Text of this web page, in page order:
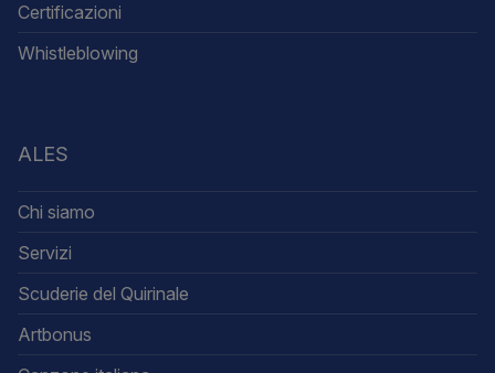
Certificazioni
Whistleblowing
ALES
Chi siamo
Servizi
Scuderie del Quirinale
Artbonus